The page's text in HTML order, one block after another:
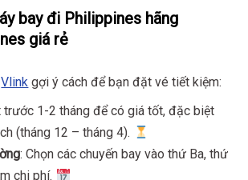
bay đi Philippines hãng
giá rẻ
Vlink gợi ý cách để bạn đặt vé tiết kiệm:
trước 1-2 tháng để có giá tốt, đặc biệt
(tháng 12 – tháng 4).
: Chọn các chuyến bay vào thứ Ba, thứ
chi phí.